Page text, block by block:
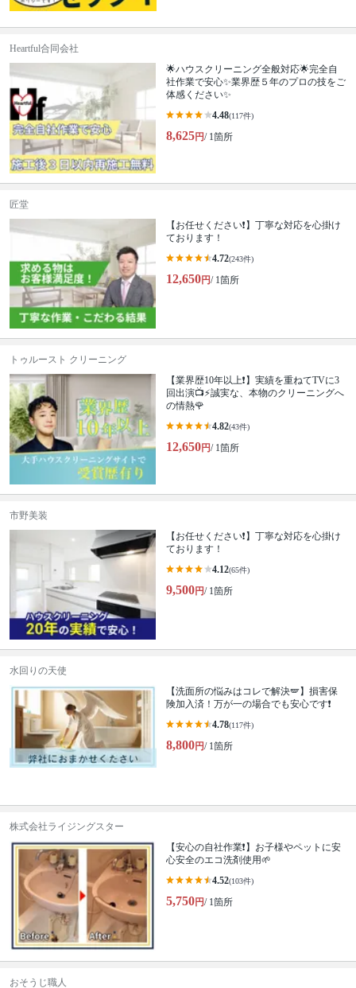
Heartful合同会社
🌟ハウスクリーニング全般対応🌟完全自
社作業で安心✨業界歴５年のプロの技をご
体感ください✨
4.48(117件)
8,625円/ 1箇所
匠堂
【お任せください❗️】丁寧な対応を心掛け
ております！
4.72(243件)
12,650円/ 1箇所
トゥルースト クリーニング
【業界歴10年以上❗️】実績を重ねてTVに3
回出演📺⚡️誠実な、本物のクリーニングへ
の情熱🌹
4.82(43件)
12,650円/ 1箇所
市野美装
【お任せください❗️】丁寧な対応を心掛け
ております！
4.12(65件)
9,500円/ 1箇所
水回りの天使
【洗面所の悩みはコレで解決🪽】損害保
険加入済！万が一の場合でも安心です❗️
4.78(117件)
8,800円/ 1箇所
株式会社ライジングスター
【安心の自社作業❗️】お子様やペットに安
心安全のエコ洗剤使用🌱
4.52(103件)
5,750円/ 1箇所
おそうじ職人